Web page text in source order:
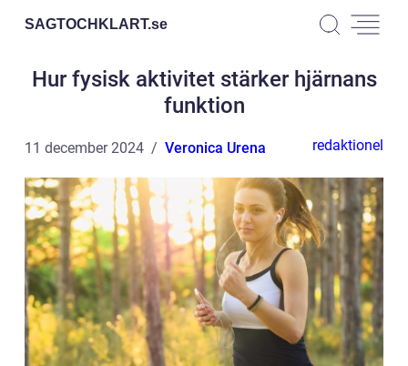
SAGTOCHKLART.se
Hur fysisk aktivitet stärker hjärnans
funktion
11 december 2024 Veronica Urena redaktionel